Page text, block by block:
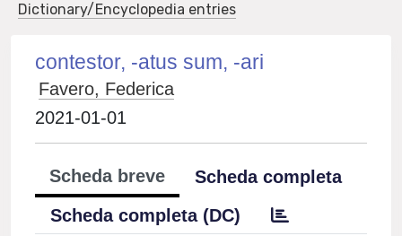
Dictionary/Encyclopedia entries
contestor, -atus sum, -ari
Favero, Federica
2021-01-01
Scheda breve
Scheda completa
Scheda completa (DC)